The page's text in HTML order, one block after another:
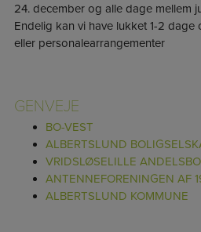
24. december og alle dage mellem
Endelig kan vi have lukket 1-2
eller personalearrangementer
GENVEJE
BO-VEST
ALBERTSLUND
VRIDSLØSELILLE
ANTENNEFORENINGEN AF
ALBERTSLUND KOMMUNE